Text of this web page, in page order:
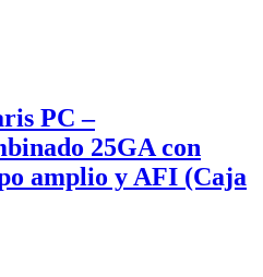
PC –
25GA con
amplio y AFI (Caja